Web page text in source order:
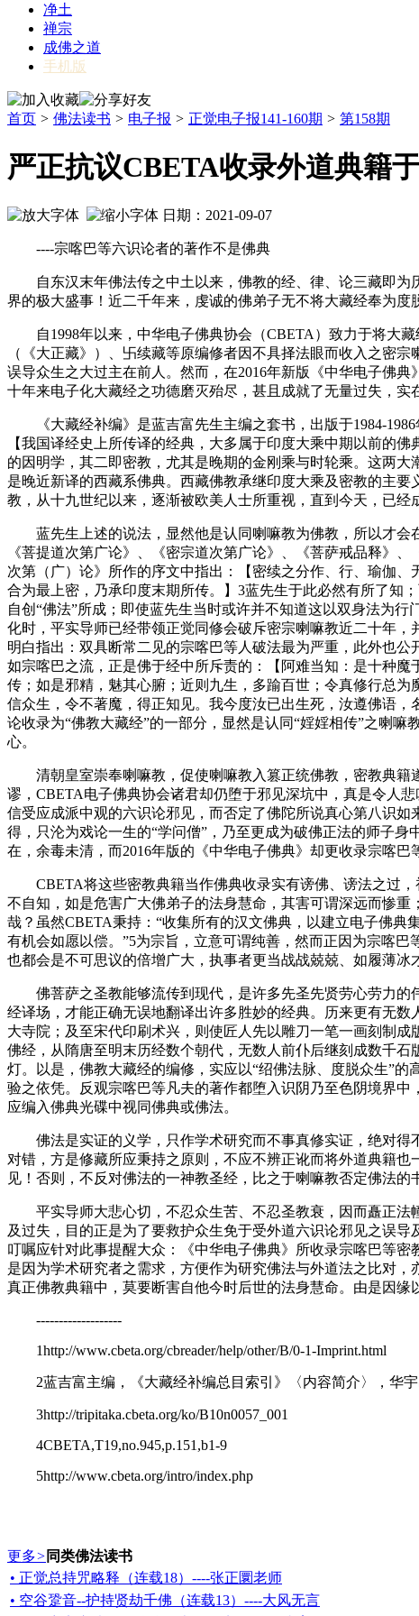
净土
禅宗
成佛之道
手机版
首页 > 佛法读书 > 电子报 > 正觉电子报141-160期 > 第158期
严正抗议CBETA收录外道典籍
日期：2021-09-07
----宗喀巴等六识论者的著作不是佛典
自东汉末年佛法传之中土以来，佛教的经、律、论三藏即为
界的极大盛事！近二千年来，虔诚的佛弟子无不将大藏经奉为
自1998年以来，中华电子佛典协会（CBETA）致力于将大藏
（《大正藏》）、卐续藏等原编修者因不具择法眼而收入之密
误导众生之大过主在前人。然而，在2016年新版《中华电子佛
十年来电子化大藏经之功德磨灭殆尽，甚且成就了无量过失，实
《大藏经补编》是蓝吉富先生主编之套书，出版于1984-1986
【我国译经史上所传译的经典，大多属于印度大乘中期以前的
的因明学，其二即密教，尤其是晚期的金刚乘与时轮乘。这两
是晚近新译的西藏系佛典。西藏佛教承继印度大乘及密教的主
教，从十九世纪以来，逐渐被欧美人士所重视，直到今天，已经
蓝先生上述的说法，显然他是认同喇嘛教为佛教，所以才会
《菩提道次第广论》、《密宗道次第广论》、《菩萨戒品释》
次第（广）论》所作的序文中指出：【密续之分作、行、瑜伽
合为最上密，乃承印度末期所传。】3蓝先生于此必然有所了知
自创“佛法”所成；即使蓝先生当时或许并不知道这以双身法为
化时，平实导师已经带领正觉同修会破斥密宗喇嘛教近二十年
明白指出：双具断常二见的宗喀巴等人破法最为严重，此外也
如宗喀巴之流，正是佛于经中所斥责的：【阿难当知：是十种
传；如是邪精，魅其心腑；近则九生，多踰百世；令真修行总
信众生，令不著魔，得正知见。我今度汝已出生死，汝遵佛语
论收录为“佛教大藏经”的一部分，显然是认同“婬婬相传”之喇
心。
清朝皇室崇奉喇嘛教，促使喇嘛教入篡正统佛教，密教典籍
谬，CBETA电子佛典协会诸君却仍堕于邪见深坑中，真是令人
信受应成派中观的六识论邪见，而否定了佛陀所说真心第八识
得，只沦为戏论一生的“学问僧”，乃至更成为破佛正法的师子
在，余毒未清，而2016年版的《中华电子佛典》却更收录宗喀
CBETA将这些密教典籍当作佛典收录实有谤佛、谤法之过，
不自知，如是危害广大佛弟子的法身慧命，其害可谓深远而惨
哉？虽然CBETA秉持：“收集所有的汉文佛典，以建立电子佛
有机会如愿以偿。”5为宗旨，立意可谓纯善，然而正因为宗喀
也都会是不可思议的倍增广大，执事者更当战战兢兢、如履薄冰
佛菩萨之圣教能够流传到现代，是许多先圣先贤劳心劳力的
经译场，才能正确无误地翻译出许多胜妙的经典。历来更有无
大寺院；及至宋代印刷术兴，则使匠人先以雕刀一笔一画刻制
佛经，从隋唐至明末历经数个朝代，无数人前仆后继刻成数千
灯。以是，佛教大藏经的编修，实应以“绍佛法脉、度脱众生”
验之依凭。反观宗喀巴等凡夫的著作都堕入识阴乃至色阴境界
应编入佛典光碟中视同佛典或佛法。
佛法是实证的义学，只作学术研究而不事真修实证，绝对得
对错，方是修藏所应秉持之原则，不应不辨正讹而将外道典籍
见！否则，不反对佛法的一神教圣经，比之于喇嘛教否定佛法
平实导师大悲心切，不忍众生苦、不忍圣教衰，因而矗正法
及过失，目的正是为了要救护众生免于受外道六识论邪见之误
叮嘱应针对此事提醒大众：《中华电子佛典》所收录宗喀巴等
是因为学术研究者之需求，方便作为研究佛法与外道法之比对
真正佛教典籍中，莫要断害自他今时后世的法身慧命。由是因
-------------------
1http://www.cbeta.org/cbreader/help/other/B/0-1-Imprint.html
2蓝吉富主编，《大藏经补编总目索引》〈内容简介〉，华宇
3http://tripitaka.cbeta.org/ko/B10n0057_001
4CBETA,T19,no.945,p.151,b1-9
5http://www.cbeta.org/intro/index.php
更多> 同类佛法读书
• 正觉总持咒略释（连载18）----张正圜老师
• 空谷跫音--护持贤劫千佛（连载13）----大风无言